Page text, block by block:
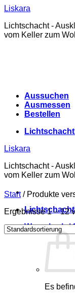
Zum
springen
Liskara
Lichtschacht -
vom Keller zum
Aussuchen
Ausmessen
Bestellen
Liskara
Lichtschacht -
vom Keller zum
Warenkorb /
Es
Start /Produkte
Ergebnisse 1 – 12